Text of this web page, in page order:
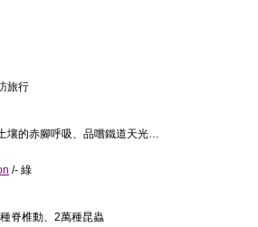
旅行
壤的赤腳呼吸、品嚐鐵道天光…
/- 綠
脊椎動、2萬種昆蟲